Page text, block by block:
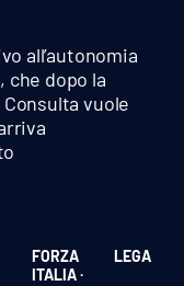
all’autonomia
che dopo la
vuole
FORZA
ITALIA ·
LEGA